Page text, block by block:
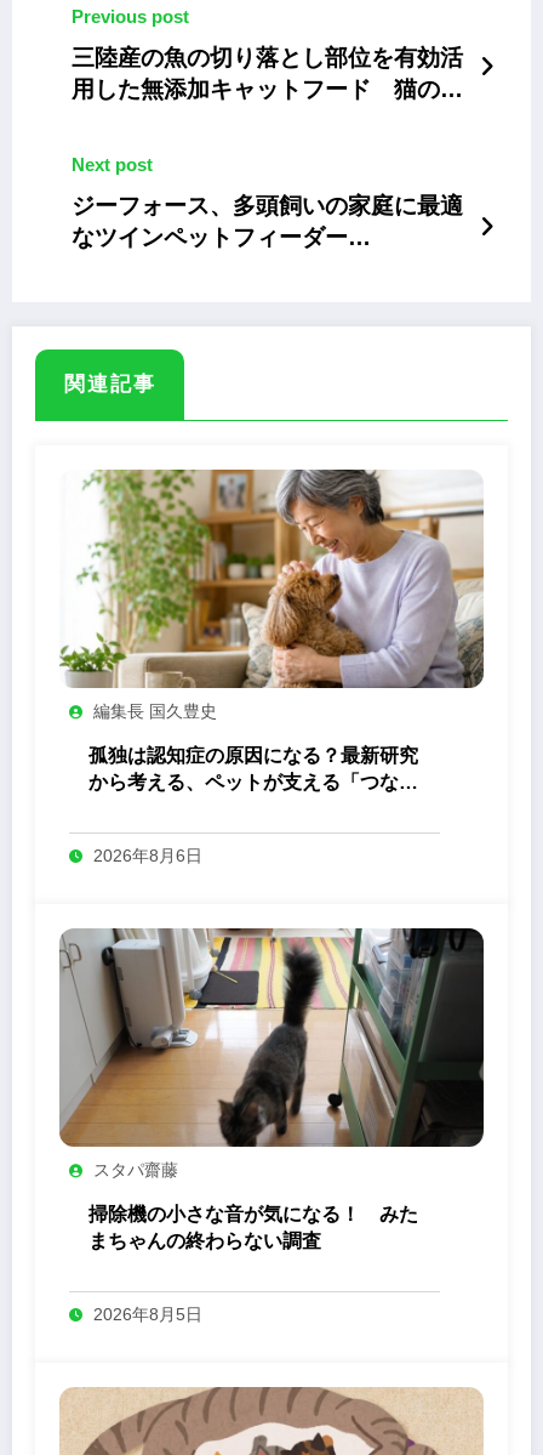
Previous post
三陸産の魚の切り落とし部位を有効活
用した無添加キャットフード 猫の健
Next post
ジーフォース、多頭飼いの家庭に最適
なツインペットフィーダー
関連記事
編集長 国久豊史
孤独は認知症の原因になる？最新研究
から考える、ペットが支える「つなが
2026年8月6日
スタパ齋藤
掃除機の小さな音が気になる！ みた
まちゃんの終わらない調査
2026年8月5日